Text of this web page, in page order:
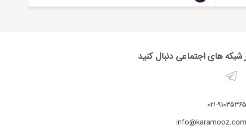
شبکه های اجتماعی دنبال کنید
۹۱۰۳۵۳۶۵-۰۲۱
info@karamooz.com